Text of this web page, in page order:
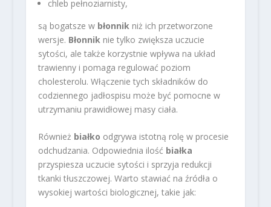
chleb pełnoziarnisty,
są bogatsze w błonnik niż ich przetworzone
wersje. Błonnik nie tylko zwiększa uczucie
sytości, ale także korzystnie wpływa na układ
trawienny i pomaga regulować poziom
cholesterolu. Włączenie tych składników do
codziennego jadłospisu może być pomocne w
utrzymaniu prawidłowej masy ciała.
Również białko odgrywa istotną rolę w procesie
odchudzania. Odpowiednia ilość białka
przyspiesza uczucie sytości i sprzyja redukcji
tkanki tłuszczowej. Warto stawiać na źródła o
wysokiej wartości biologicznej, takie jak: